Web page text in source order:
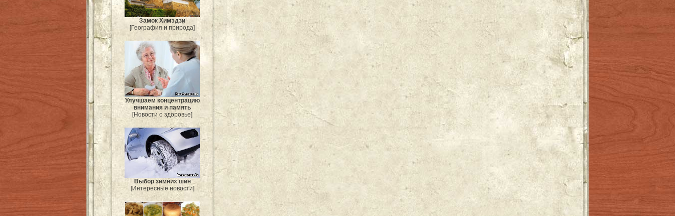
Замок Химэдзи
[География и природа]
Улучшаем концентрацию
внимания и память
[Новости о здоровье]
Выбор зимних шин
[Интересные новости]